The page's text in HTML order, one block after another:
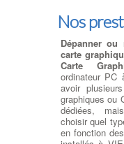
Nos
Dépanner ou
carte
Carte
ordinateur PC
avoir
graphiques ou
dédiées,
choisir quel
en fonction